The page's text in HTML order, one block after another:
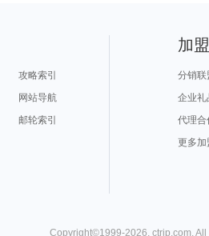
攻略索引
网站导航
邮轮索引
加
分销联
企业礼
代理合
更多加
Copyright©1999-2026, ctrip.com.